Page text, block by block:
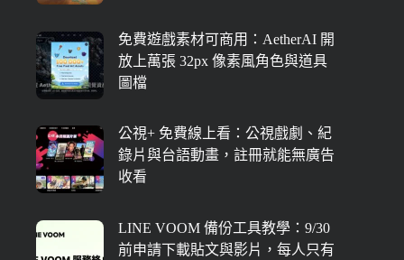
免費遊戲素材可商用：AetherAI 開
放上萬張 32px 像素風角色與道具
圖檔
公視+ 免費線上看：公視戲劇、紀
錄片與台語動畫，註冊就能無廣告
收看
LINE VOOM 備份工具教學：9/30
前申請下載貼文與影片，每人只有